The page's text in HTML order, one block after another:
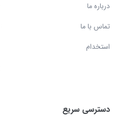
درباره ما
تماس با ما
استخدام
دسترسی سریع